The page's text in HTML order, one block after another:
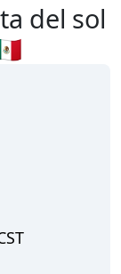
del sol